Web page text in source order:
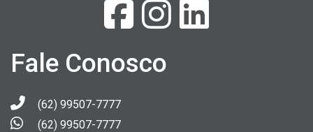
Fale Conosco
(62) 99507-7777
(62) 99507-7777